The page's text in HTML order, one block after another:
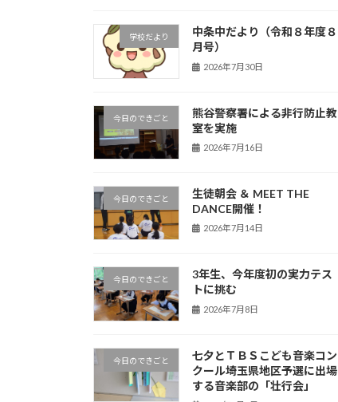
学校だより
中条中だより（令和８年度８
月号）
2026年7月30日
今日のできごと
熊谷警察署による非行防止教
室を実施
2026年7月16日
今日のできごと
生徒朝会 ＆ MEET THE
DANCE開催！
2026年7月14日
今日のできごと
3年生、今年度初の実力テス
トに挑む
2026年7月8日
今日のできごと
七夕とＴＢＳこども音楽コン
クール埼玉県地区予選に出場
する音楽部の「壮行会」